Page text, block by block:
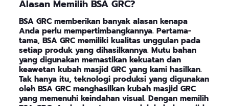
Alasan Memilih BSA GRC?
BSA GRC memberikan banyak alasan kenapa
Anda perlu mempertimbangkannya. Pertama-
tama, BSA GRC memiliki kualitas unggulan pada
setiap produk yang dihasilkannya. Mutu bahan
yang digunakan memastikan kekuatan dan
keawetan kubah masjid GRC yang kami hasilkan.
Tak hanya itu, teknologi produksi yang digunakan
oleh BSA GRC menghasilkan kubah masjid GRC
yang memenuhi keindahan visual. Dengan memilih